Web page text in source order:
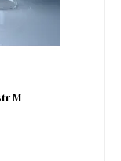
M